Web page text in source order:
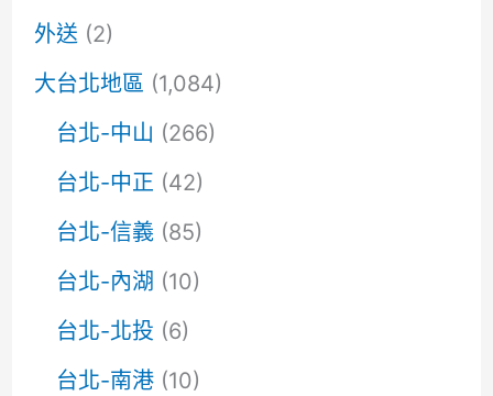
外送(2)
大台北地區 (1,084)
台北-中山 (266)
台北-中正 (42)
台北-信義(85)
台北-內湖 (10)
台北-北投 (6)
台北-南港(10)